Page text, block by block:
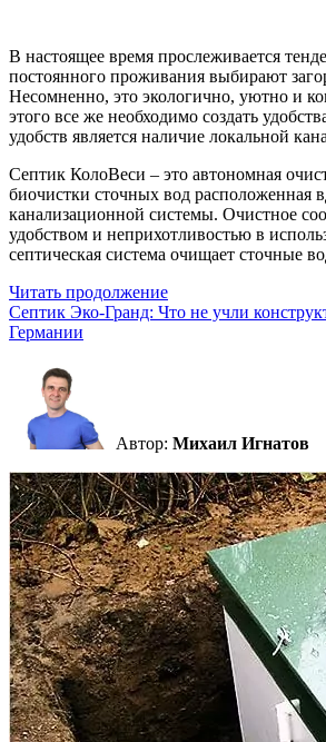
В настоящее время прослеживается
постоянного проживания выбирают
Несомненно, это экологично, уютно и
этого все же необходимо создать
удобств является наличие локальной
Септик КолоВеси – это автономная
биочистки сточных вод расположенная
канализационной системы. Очистное
удобством и неприхотливостью в
септическая система очищает сточные
Читать продолжение
Септик Эко-Гранд: Что не учли
Германии
Автор: Михаил Игнатов